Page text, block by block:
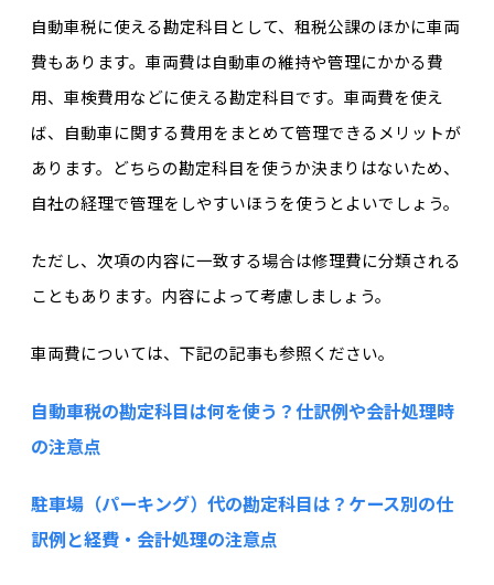
自動車税に使える勘定科目として、租税公課のほかに車両
費もあります。車両費は自動車の維持や管理にかかる費
用、車検費用などに使える勘定科目です。車両費を使え
ば、自動車に関する費用をまとめて管理できるメリットが
あります。どちらの勘定科目を使うか決まりはないため、
自社の経理で管理をしやすいほうを使うとよいでしょう。
ただし、次項の内容に一致する場合は修理費に分類される
こともあります。内容によって考慮しましょう。
車両費については、下記の記事も参照ください。
自動車税の勘定科目は何を使う？仕訳例や会計処理時
の注意点
駐車場（パーキング）代の勘定科目は？ケース別の仕
訳例と経費・会計処理の注意点